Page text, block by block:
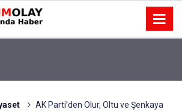
AK Parti’den Olur, Oltu ve Şenkaya